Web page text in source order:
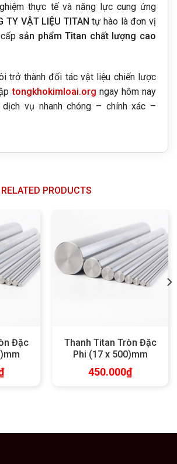
thực tế và năng lực cung ứng
TY VẬT LIỆU TITAN tự hào là đơn vị
sản phẩm Titan chất lượng cao
trở thành đối tác vật liệu chiến lược
tongkhokimloai.org ngay hôm nay
vụ nhanh chóng – chính xác –
RELATED PRODUCTS
Đặc
Thanh Titan Tròn Đặc
Phi (17 x 500)mm
450.000₫